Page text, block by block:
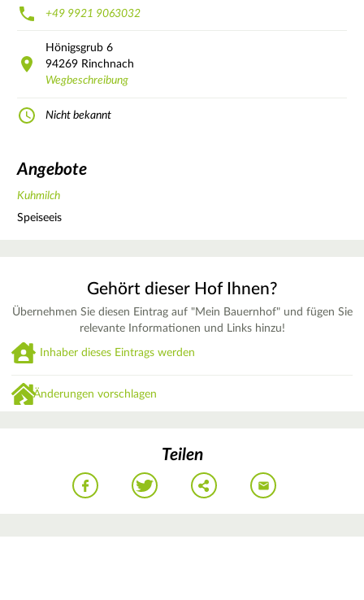
+49 9921 9063032
Hönigsgrub 6
94269 Rinchnach
Wegbeschreibung
Nicht bekannt
Angebote
Kuhmilch
Speiseeis
Gehört dieser Hof Ihnen?
Übernehmen Sie diesen Eintrag auf "Mein Bauernhof" und fügen Sie
relevante Informationen und Links hinzu!
Inhaber dieses Eintrags werden
Änderungen vorschlagen
Teilen